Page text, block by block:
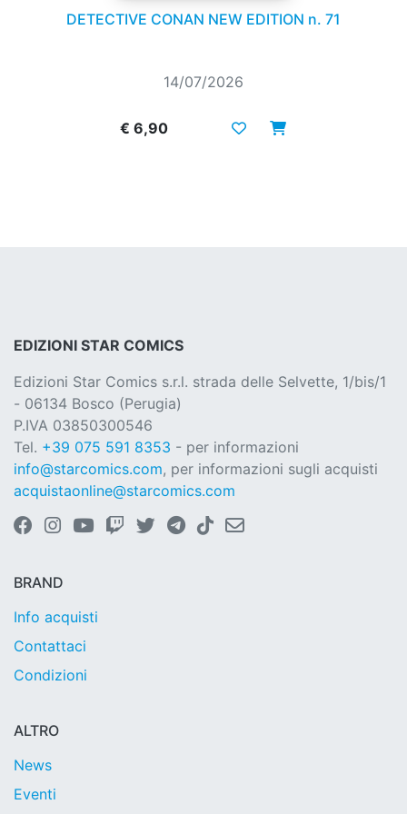
DETECTIVE CONAN NEW EDITION n. 71
14/07/2026
€ 6,90
EDIZIONI STAR COMICS
Edizioni Star Comics s.r.l. strada delle Selvette, 1/bis/1
- 06134 Bosco (Perugia)
P.IVA 03850300546
Tel. +39 075 591 8353 - per informazioni
info@starcomics.com, per informazioni sugli acquisti
acquistaonline@starcomics.com
BRAND
Info acquisti
Contattaci
Condizioni
ALTRO
News
Eventi